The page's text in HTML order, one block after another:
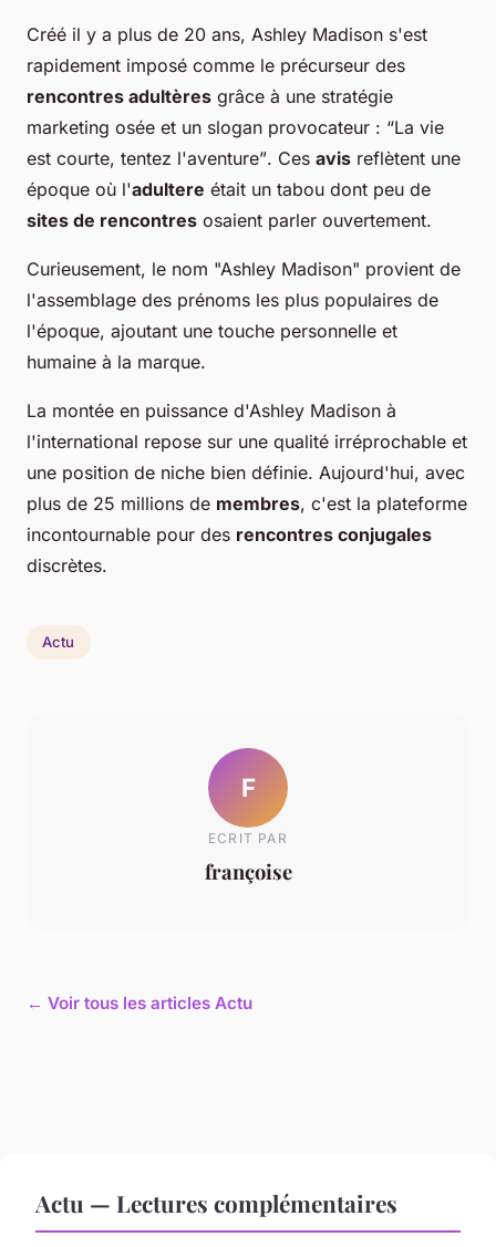
Créé il y a plus de 20 ans, Ashley Madison s'est
rapidement imposé comme le précurseur des
rencontres adultères grâce à une stratégie
marketing osée et un slogan provocateur : “La vie
est courte, tentez l'aventure”. Ces avis reflètent une
époque où l'adultere était un tabou dont peu de
sites de rencontres osaient parler ouvertement.
Curieusement, le nom "Ashley Madison" provient de
l'assemblage des prénoms les plus populaires de
l'époque, ajoutant une touche personnelle et
humaine à la marque.
La montée en puissance d'Ashley Madison à
l'international repose sur une qualité irréprochable et
une position de niche bien définie. Aujourd'hui, avec
plus de 25 millions de membres, c'est la plateforme
incontournable pour des rencontres conjugales
discrètes.
Actu
F
ECRIT PAR
françoise
← Voir tous les articles Actu
Actu — Lectures complémentaires